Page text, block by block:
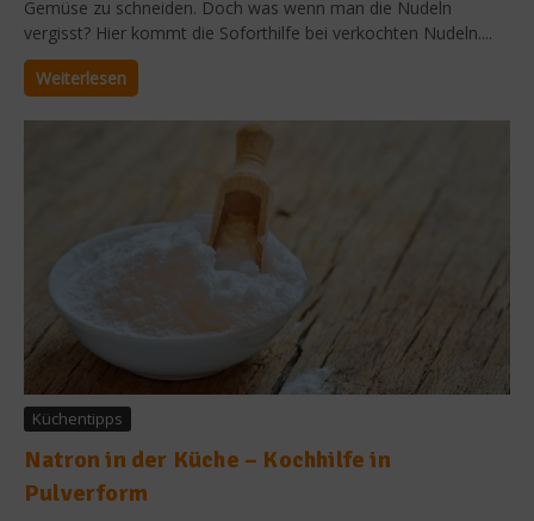
Gemüse zu schneiden. Doch was wenn man die Nudeln
vergisst? Hier kommt die Soforthilfe bei verkochten Nudeln....
Weiterlesen
Küchentipps
Natron in der Küche – Kochhilfe in
Pulverform